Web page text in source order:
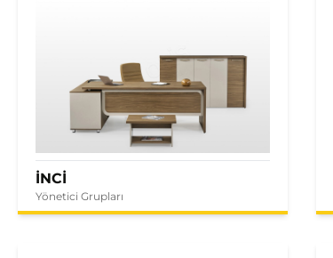
İNCİ
Yönetici Grupları